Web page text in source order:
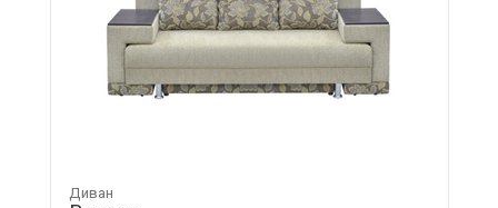
Диван